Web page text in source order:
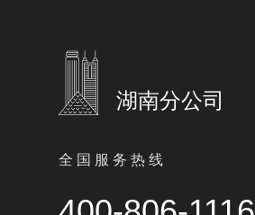
湖南分公司
全 国 服 务 热 线